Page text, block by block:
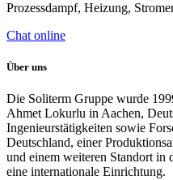
Prozessdampf, Heizung,
Chat online
Über uns
Die Soliterm Gruppe wurde
Ahmet Lokurlu in Aachen,
Ingenieurstätigkeiten sowie
Deutschland, einer
und einem weiteren Standort in
eine internationale Einrichtung.